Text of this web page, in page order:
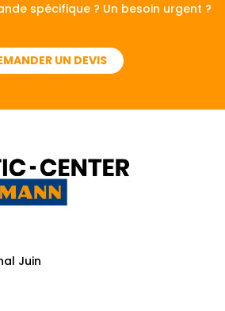
spécifique ? Un besoin urgent ?
UN DEVIS
Juin